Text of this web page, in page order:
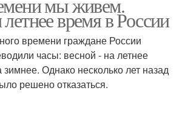
время в России
времени граждане России
часы: весной - на летнее
Однако несколько лет назад
решено отказаться.